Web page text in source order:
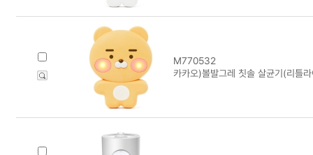
M770532
카카오)볼발그레 칫솔 살균기(리틀